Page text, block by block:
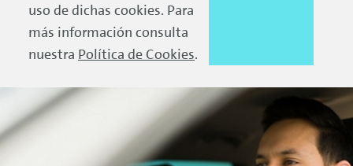
uso de dichas cookies. Para
más información consulta
nuestra Política de Cookies.